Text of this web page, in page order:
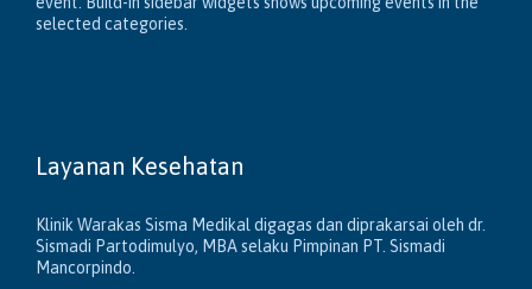
selected categories.
Layanan Kesehatan
Klinik Warakas Sisma Medikal digagas dan diprakarsai oleh dr.
Sismadi Partodimulyo, MBA selaku Pimpinan PT. Sismadi
Mancorpindo.